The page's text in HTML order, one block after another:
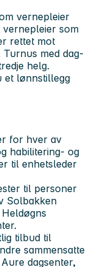
vernepleier
vernepleier som
rettet mot
med dag-
helg.
et lønnstillegg
for hver av
habilitering- og
til enhetsleder
til personer
Solbakken
tilbud til
sammensatte
dagsenter,